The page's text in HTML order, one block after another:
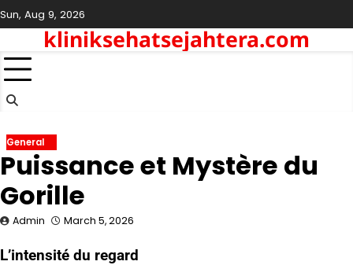
Skip
to
content
Sun, Aug 9, 2026
kliniksehatsejahtera.com
General
Puissance et Mystère du
Gorille
Admin March 5, 2026
L’intensité du regard